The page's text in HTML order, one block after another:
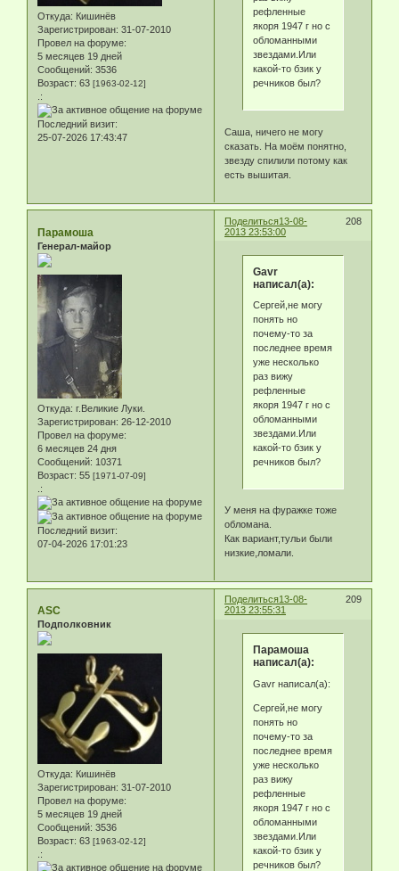
Откуда: Кишинёв
Зарегистрирован: 31-07-2010
Провел на форуме:
5 месяцев 19 дней
Сообщений: 3536
Возраст: 63 [1963-02-12]
.:
Последний визит:
25-07-2026 17:43:47
рефленные
якоря 1947 г но с
обломанными
звездами.Или
какой-то бзик у
речников был?
Саша, ничего не могу
сказать. На моём понятно,
звезду спилили потому как
есть вышитая.
Поделиться 208
13-08-
2013 23:53:00
Парамоша
Генерал-майор
Откуда: г.Великие Луки.
Зарегистрирован: 26-12-2010
Провел на форуме:
6 месяцев 24 дня
Сообщений: 10371
Возраст: 55 [1971-07-09]
.:
Последний визит:
07-04-2026 17:01:23
Gavr
написал(а):
Сергей,не могу
понять но
почему-то за
последнее время
уже несколько
раз вижу
рефленные
якоря 1947 г но с
обломанными
звездами.Или
какой-то бзик у
речников был?
У меня на фуражке тоже
обломана.
Как вариант,тульи были
низкие,ломали.
Поделиться 209
13-08-
2013 23:55:31
ASC
Подполковник
Откуда: Кишинёв
Зарегистрирован: 31-07-2010
Провел на форуме:
5 месяцев 19 дней
Сообщений: 3536
Возраст: 63 [1963-02-12]
.:
Парамоша
написал(а):
Gavr написал(а):
Сергей,не могу
понять но
почему-то за
последнее время
уже несколько
раз вижу
рефленные
якоря 1947 г но с
обломанными
звездами.Или
какой-то бзик у
речников был?